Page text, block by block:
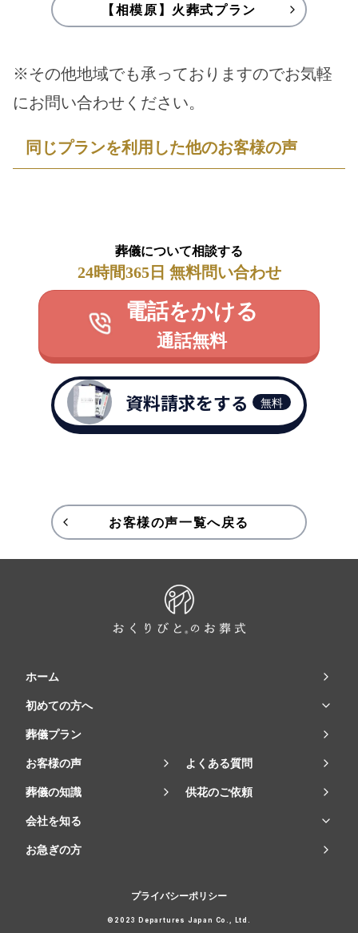
【相模原】火葬式プラン
※その他地域でも承っておりますのでお気軽
にお問い合わせください。
同じプランを利用した他のお客様の声
葬儀について相談する
24時間365日 無料問い合わせ
電話をかける
通話無料
資料請求をする 無料
お客様の声一覧へ戻る
ホーム
初めての方へ
葬儀プラン
お客様の声 よくある質問
葬儀の知識 供花のご依頼
会社を知る
お急ぎの方
プライバシーポリシー
©2023 Departures Japan Co., Ltd.